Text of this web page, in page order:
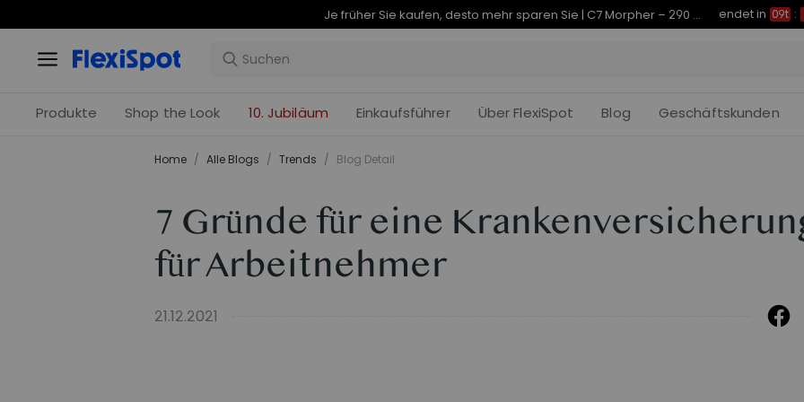
Je früher Sie kaufen, desto mehr sparen Sie | C7 Morpher – 290 € Rabatt endet in 09t :
Produkte Shop the Look 10. Jubiläum Einkaufsführer Über FlexiSpot Blog Geschäftskunden
Home / Alle Blogs / Trends / Blog Detail
7 Gründe für eine
für Arbeitnehmer
21.12.2021